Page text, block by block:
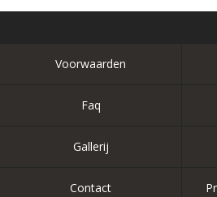
Voorwaarden
Faq
Gallerij
Contact